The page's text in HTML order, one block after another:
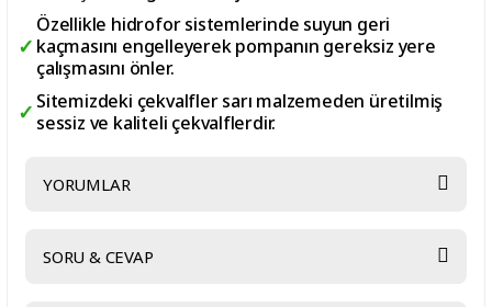
Özellikle hidrofor sistemlerinde suyun geri
kaçmasını engelleyerek pompanın gereksiz yere
çalışmasını önler.
Sitemizdeki çekvalfler sarı malzemeden üretilmiş
sessiz ve kaliteli çekvalflerdir.
YORUMLAR
SORU & CEVAP